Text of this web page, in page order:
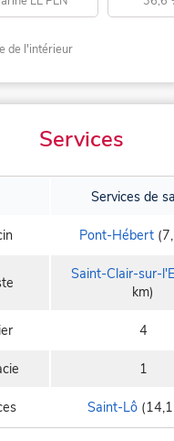
de l'intérieur
Services
Services de
Pont-Hébert
Saint-Clair-sur-
km)
4
1
Saint-Lô